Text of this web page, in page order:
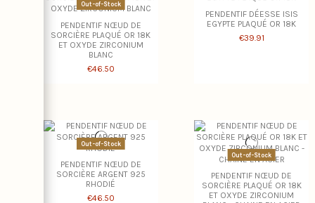
Out-of-Stock
PENDENTIF NŒUD DE
SORCIÈRE PLAQUÉ OR 18K
ET OXYDE ZIRCONIUM
BLANC
€46.50
PENDENTIF DÉESSE ISIS
EGYPTE PLAQUÉ OR 18K
€39.91
Out-of-Stock
PENDENTIF NŒUD DE
SORCIÈRE ARGENT 925
RHODIÉ
€46.50
Out-of-Stock
PENDENTIF NŒUD DE
SORCIÈRE PLAQUÉ OR 18K
ET OXYDE ZIRCONIUM